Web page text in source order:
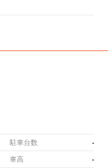
駐車台数 -
車高 -